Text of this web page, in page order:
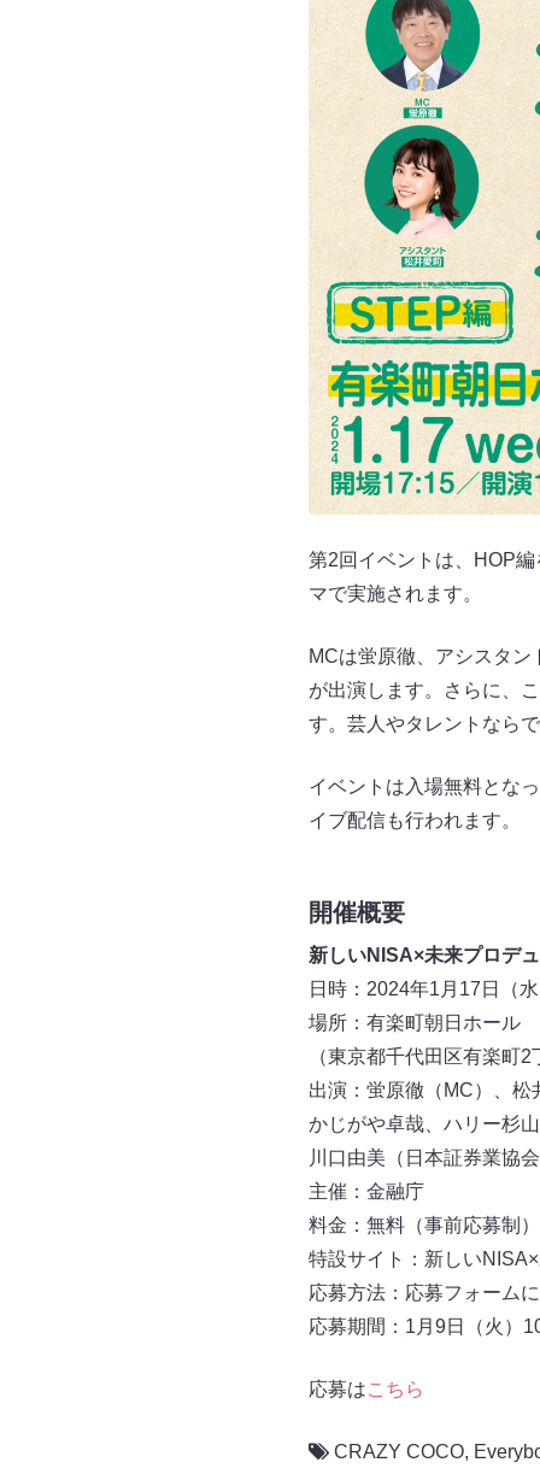
第2回イベントは、HOP
マで実施されます。
MCは蛍原徹、アシスタ
が出演します。さらに、
す。芸人やタレントなら
イベントは入場無料とな
イブ配信も行われます。
開催概要
新しいNISA×未来プロデ
日時：2024年1月17日（
場所：有楽町朝日ホール
（東京都千代田区有楽町
出演：蛍原徹（MC）、松
かじがや卓哉、ハリー杉
川口由美（日本証券業協
主催：金融庁
料金：無料（事前応募制）
特設サイト：新しい
応募方法：応募フォーム
応募期間：1月9日（火）
応募はこちら
CRAZY COCO,